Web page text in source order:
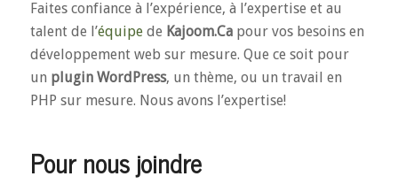
Faites confiance à l’expérience, à l’expertise et au
talent de l’équipede Kajoom.Capour vos besoins en
développement web sur mesure. Que ce soit pour
un plugin WordPress, un thème, ou un travail en
PHP sur mesure. Nous avons l’expertise!
Pour nous joindre